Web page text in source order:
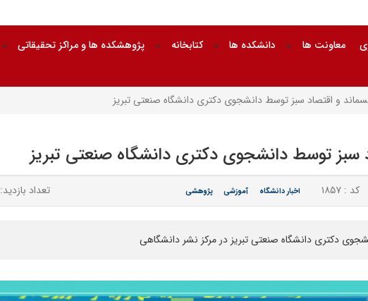
معاونت ها دانشکده ها کتابخانه پژوهشکده ها و مراکز تحقیقاتی
و اقتصاد سبز توسط دانشجوی دکتری دانشگاه صنعتی تبریز
توسط دانشجوی دکتری دانشگاه صنعتی تبریز
کد : ۱۸۵۷ اخبار دانشگاه آموزشی پژوهشی تعداد بازدید:۸۱۹
دکتری دانشگاه صنعتی تبریز در مرکز نشر دانشگاهی